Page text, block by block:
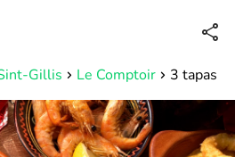
Bereikbaar tot 23:00 uur
Gillis Le Comptoir 3 tapas +